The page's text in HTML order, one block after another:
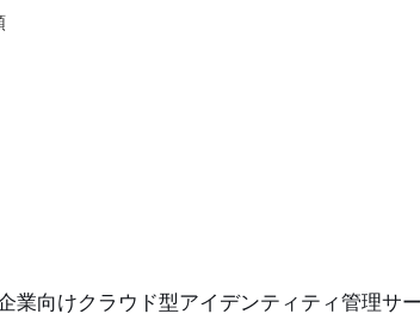
業向けクラウド型アイデンティティ管理サ